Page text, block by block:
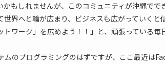
もしれませんが、このコミュニティが沖縄でで
界へと輪が広まり、ビジネスも広がっていくと
ワーク」を広めよう！！」と、頑張っている毎
ムのプログラミングのはずですが、ここ最近は